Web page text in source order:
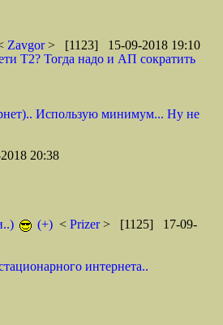
Zavgor> [1123] 15-09-2018 19:10
Т2? Тогда надо и АП сократить
Использую минимум... Ну не
20:38
(+) < Prizer> [1125] 17-09-
интернета..